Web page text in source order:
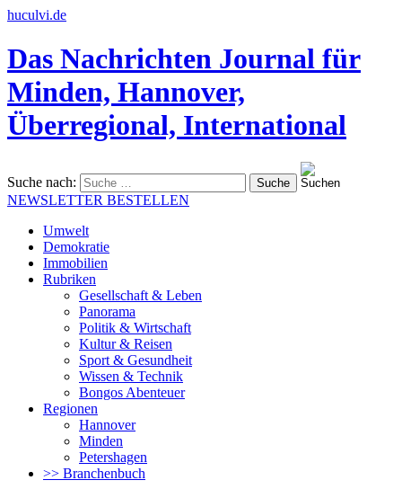
huculvi.de
Das Nachrichten Journal für
Minden, Hannover,
Überregional, International
Suche nach:
NEWSLETTER BESTELLEN
Umwelt
Demokratie
Immobilien
Rubriken
Gesellschaft & Leben
Panorama
Politik & Wirtschaft
Kultur & Reisen
Sport & Gesundheit
Wissen & Technik
Bongos Abenteuer
Regionen
Hannover
Minden
Petershagen
>> Branchenbuch